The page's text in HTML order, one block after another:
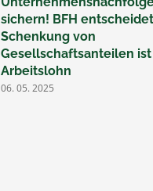
sichern! BFH
Schenkung von
Gesellschaftsanteilen
Arbeitslohn
06. 05. 2025